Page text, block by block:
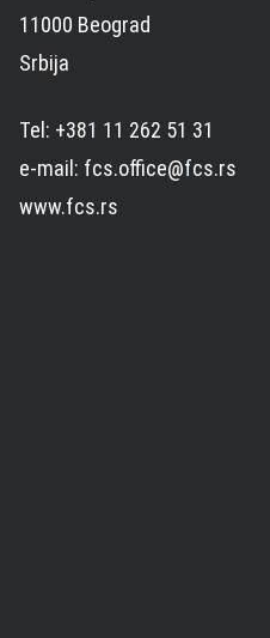
11000 Beograd
Srbija
Tel: +381 11 262 51 31
e-mail: fcs.office@fcs.rs
www.fcs.rs